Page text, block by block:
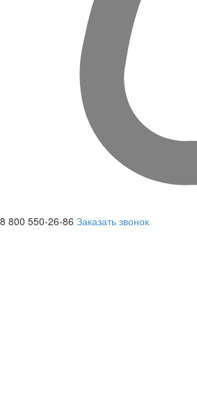
8 800 550-26-86 Заказать звонок